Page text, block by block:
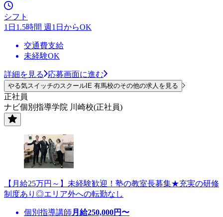
シフト
1日1.5時間 週1日からOK
交通費支給
未経験OK
詳細を見る 応募画面に進む
やる気スイッチのスクールIE 有馬校のその他の求人を見る
正社員
ナビ個別指導学院 川崎校(正社員)
【月給25万円～】未経験歓迎！塾の教室長募集★充実の研修
制度あり◎エリア外への転勤なし
個別指導講師 月給250,000円〜